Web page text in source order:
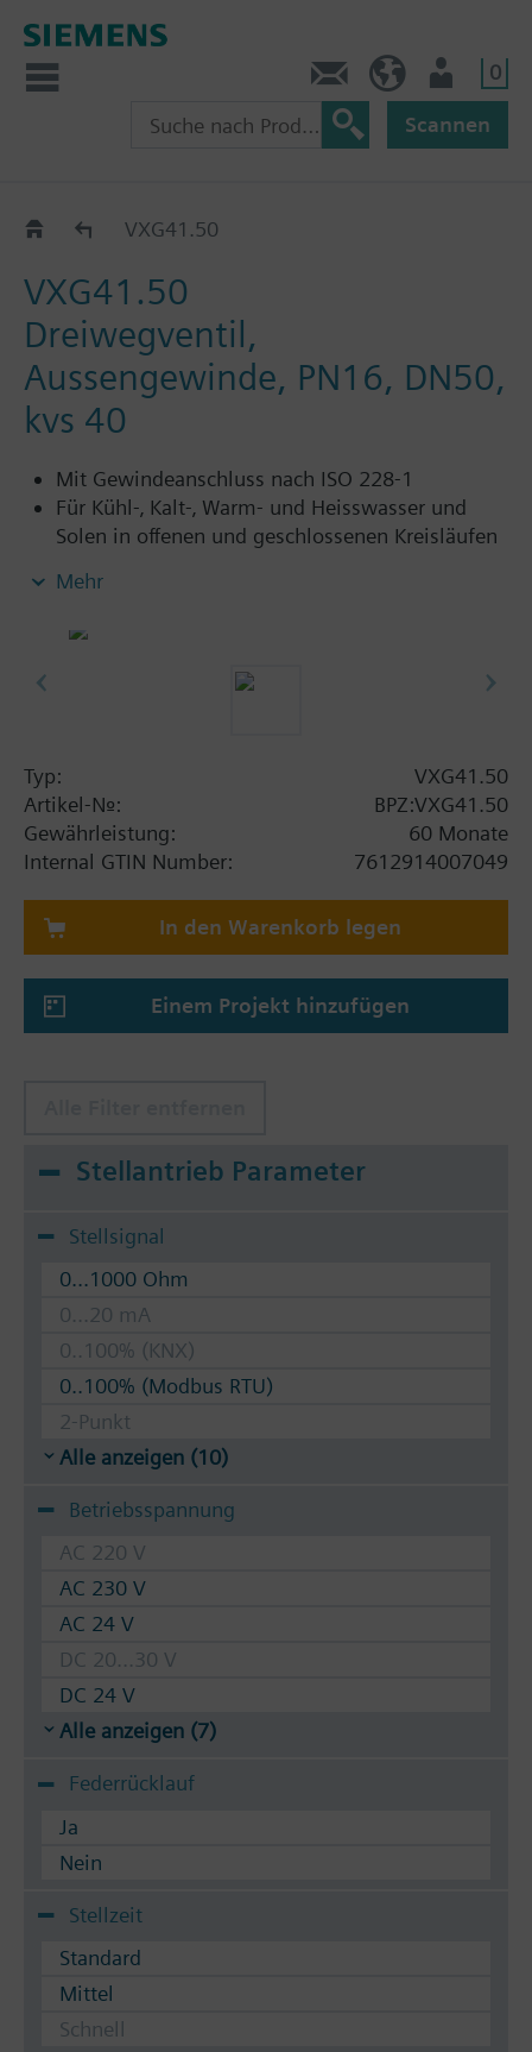
0
Scannen
VXG41..VXG41.50
VXG41.50
Dreiwegventil,
Aussengewinde, PN16, DN50,
kvs 40
Mit Gewindeanschluss nach ISO 228-1
Für Kühl-‚ Kalt-‚ Warm- und Heisswasser und
Solen in offenen und geschlossenen Kreisläufen
Zusatzinformation
Mehr
Typ:
VXG41.50
Artikel-Nr.:
BPZ:VXG41.50
Gewährleistung:
60 Monate
Internal GTIN Number:
7612914007049
In den Warenkorb legen
Einem Projekt hinzufügen
Stellantrieb Parameter
Stellsignal
0...1000 Ohm
0...20 mA
0..100% (KNX)
0..100% (Modbus RTU)
2-Punkt
Alle anzeigen (10)
Betriebsspannung
AC 220 V
AC 230 V
AC 24 V
DC 20...30 V
DC 24 V
Alle anzeigen (7)
Federrücklauf
Ja
Nein
Stellzeit
Standard
Mittel
Schnell